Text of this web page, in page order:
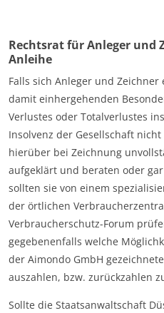
Rechtsrat für Anleger und
Anleihe
Falls sich Anleger und
damit einhergehenden
Verlustes oder Totalverlustes
Insolvenz der Gesellschaft
hierüber bei Zeichnung
aufgeklärt und beraten oder
sollten sie von einem
der örtlichen
Verbraucherschutz-Forum
gegebenenfalls welche
der Aimondo GmbH
auszahlen, bzw. zurückzahlen
Sollte die Staatsanwaltschaft